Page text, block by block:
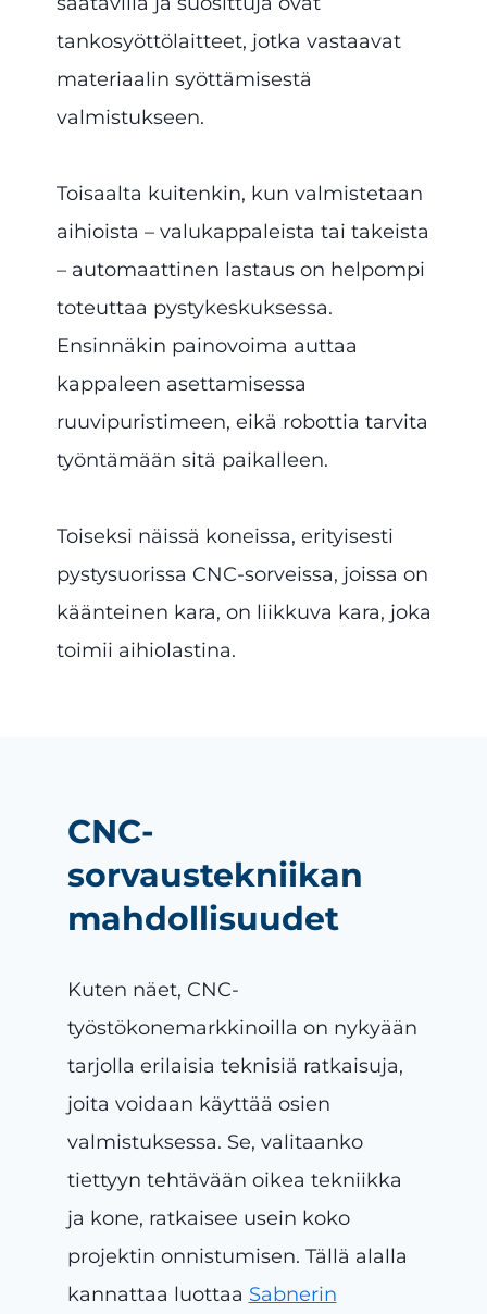
tankosyöttölaitteet, jotka vastaavat
materiaalin syöttämisestä
valmistukseen.
Toisaalta kuitenkin, kun valmistetaan
aihioista – valukappaleista tai takeista
– automaattinen lastaus on helpompi
toteuttaa pystykeskuksessa.
Ensinnäkin painovoima auttaa
kappaleen asettamisessa
ruuvipuristimeen, eikä robottia tarvita
työntämään sitä paikalleen.
Toiseksi näissä koneissa, erityisesti
pystysuorissa CNC-sorveissa, joissa on
käänteinen kara, on liikkuva kara, joka
toimii aihiolastina.
CNC-
sorvaustekniikan
mahdollisuudet
Kuten näet, CNC-
työstökonemarkkinoilla on nykyään
tarjolla erilaisia teknisiä ratkaisuja,
joita voidaan käyttää osien
valmistuksessa. Se, valitaanko
tiettyyn tehtävään oikea tekniikka
ja kone, ratkaisee usein koko
projektin onnistumisen. Tällä alalla
kannattaa luottaa Sabnerin